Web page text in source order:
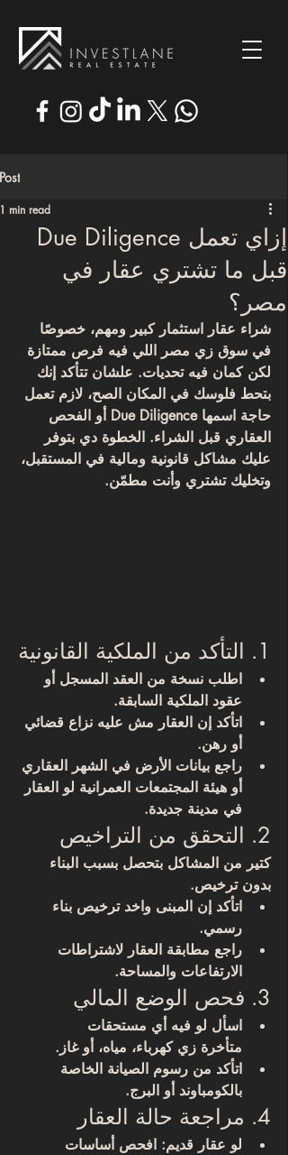
Post
إزاي تعمل Due Diligence
قبل ما تشتري عقار في
مصر؟
1 min read
شراء عقار استثمار كبير ومهم، خصوصًا
في سوق زي مصر اللي فيه فرص ممتازة
لكن كمان فيه تحديات. علشان تتأكد إنك
بتحط فلوسك في المكان الصح، لازم تعمل
حاجة اسمها Due Diligence أو الفحص
العقاري قبل الشراء. الخطوة دي بتوفر
عليك مشاكل قانونية ومالية في المستقبل،
وتخليك تشتري وأنت مطمّن.
1. التأكد من الملكية القانونية
اطلب نسخة من العقد المسجل أو
عقود الملكية السابقة.
اتأكد إن العقار مش عليه نزاع قضائي
أو رهن.
راجع بيانات الأرض في الشهر العقاري
أو هيئة المجتمعات العمرانية لو العقار
في مدينة جديدة.
2. التحقق من التراخيص
كتير من المشاكل بتحصل بسبب البناء
بدون ترخيص.
اتأكد إن المبنى واخد ترخيص بناء
رسمي.
راجع مطابقة العقار لاشتراطات
الارتفاعات والمساحة.
3. فحص الوضع المالي
اسأل لو فيه أي مستحقات
متأخرة زي كهرباء، مياه، أو غاز.
اتأكد من رسوم الصيانة الخاصة
بالكومباوند أو البرج.
4. مراجعة حالة العقار
لو عقار قديم: افحص أساسات